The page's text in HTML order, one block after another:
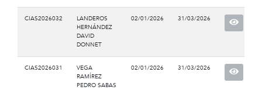
CIAS2026032
LANDEROS
HERNÁNDEZ
DAVID
DONNET
02/01/2026 31/03/2026
CIAS2026031
VEGA
RAMÍREZ
PEDRO SABAS
02/01/2026 31/03/2026